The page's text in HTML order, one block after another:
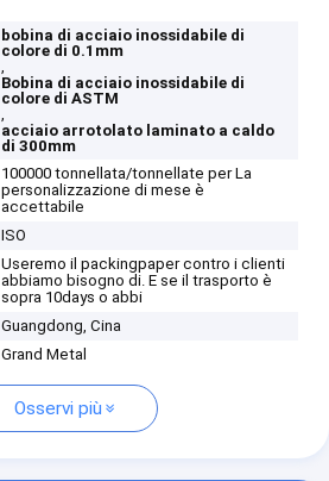
bobina di acciaio inossidabile di
colore di 0.1mm
,
Bobina di acciaio inossidabile di
colore di ASTM
,
acciaio arrotolato laminato a caldo
di 300mm
100000 tonnellata/tonnellate per La
personalizzazione di mese è
accettabile
ISO
Useremo il packingpaper contro i clienti
abbiamo bisogno di. E se il trasporto è
sopra 10days o abbi
Guangdong, Cina
Grand Metal
Osservi più